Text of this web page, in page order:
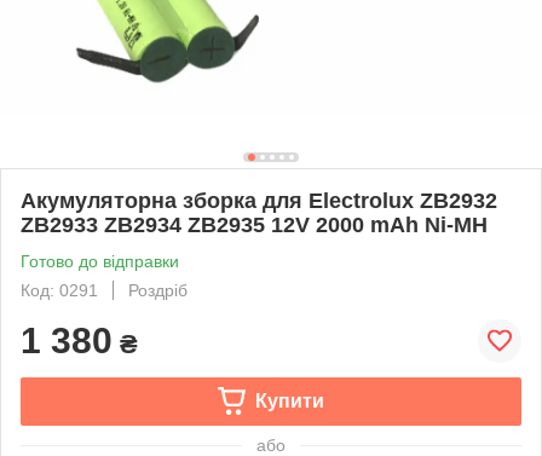
Акумуляторна зборка для Electrolux ZB2932
ZB2933 ZB2934 ZB2935 12V 2000 mAh Ni-MH
Готово до відправки
Код: 0291
Роздріб
1 380 ₴
Купити
або